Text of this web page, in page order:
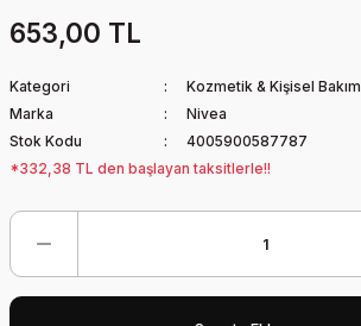
653,00 TL
Kategori
Kozmetik & Kişisel Bakım
Marka
Nivea
Stok Kodu
4005900587787
*332,38 TL den başlayan taksitlerle!!